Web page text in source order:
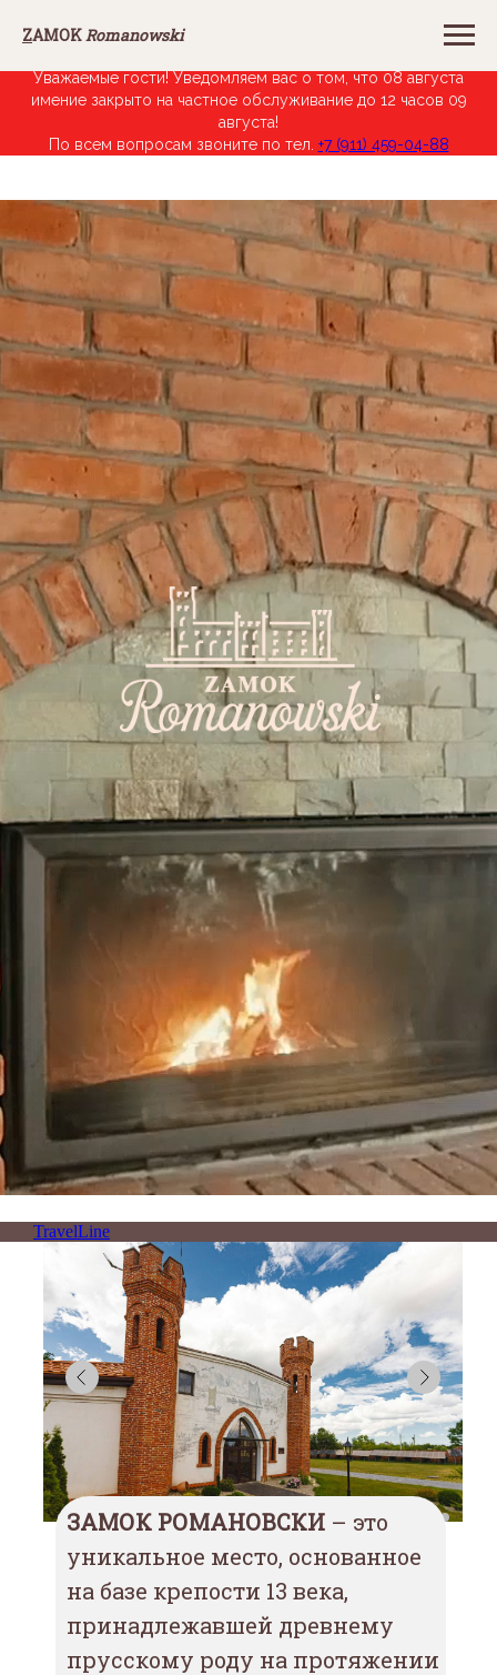
ZAMOKRomanowski
Уважаемые гости! Уведомляем вас о том, что 08 августа
имение закрыто на частное обслуживание до 12 часов 09
августа!
По всем вопросам звоните по тел. +7 (911) 459-04-88
TravelLine
ЗАМОК РОМАНОВСКИ – это
уникальное место, основанное
на базе крепости 13 века,
принадлежавшей древнему
прусскому роду на протяжении